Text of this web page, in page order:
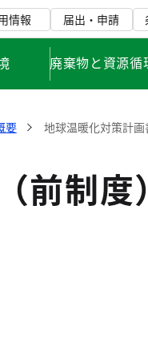
情報 届出・申請
廃棄物と資源循
要 地球温暖化対策計画
前制度）